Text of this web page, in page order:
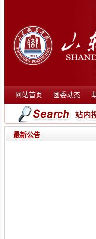
网站首页 团委动态
最新公告